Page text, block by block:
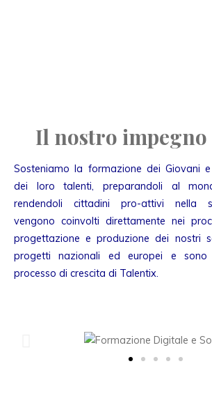
Il nostro impegno
Sosteniamo la formazione dei Giovani
dei loro talenti, preparandoli al
rendendoli cittadini pro-attivi nella
vengono coinvolti direttamente nei
progettazione e produzione dei nostri
progetti nazionali ed europei e
processo di crescita di Talentix.